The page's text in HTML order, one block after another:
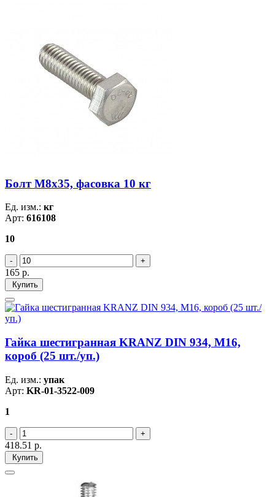
Болт М8х35, фасовка 10 кг
Ед. изм.: кг
Арт: 616108
10
165 р.
Купить
Гайка шестигранная KRANZ DIN 934, M16,
короб (25 шт./уп.)
Ед. изм.: упак
Арт: KR-01-3522-009
1
418.51 р.
Купить